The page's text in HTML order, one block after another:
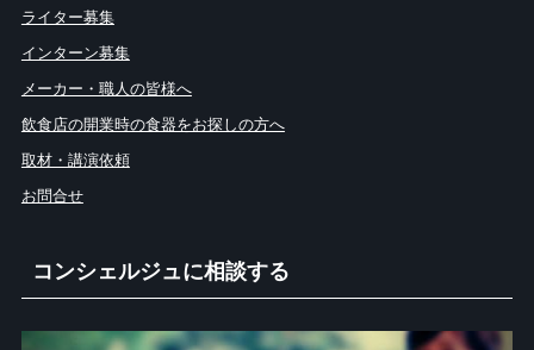
ライター募集
インターン募集
メーカー・職人の皆様へ
飲食店の開業時の食器をお探しの方へ
取材・講演依頼
お問合せ
コンシェルジュに相談する